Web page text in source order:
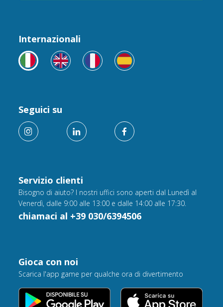
Servizio clienti
Bisogno di aiuto? I nostri uffici sono aperti dal Lunedì al
Venerdì, dalle 9:00 alle 13:00 e dalle 14:00 alle 17:30.
chiamaci al +39 030/6394506
Internazionali
Seguici su
Gioca con noi
Scarica l'app game per qualche ora di divertimento